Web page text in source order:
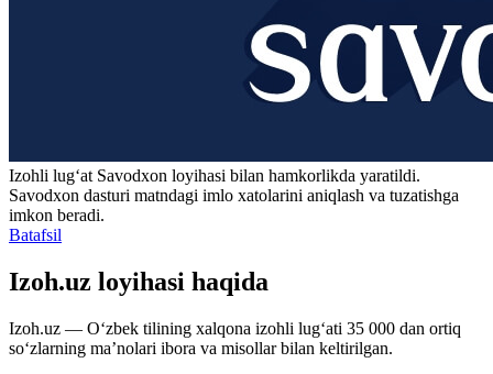
Izohli lugʻat Savodxon loyihasi bilan hamkorlikda yaratildi.
Savodxon dasturi matndagi imlo xatolarini aniqlash va tuzatishga
imkon beradi.
Batafsil
Izoh.uz loyihasi haqida
Izoh.uz — O‘zbek tilining xalqona izohli lug‘ati 35 000 dan ortiq
so‘zlarning ma’nolari ibora va misollar bilan keltirilgan.